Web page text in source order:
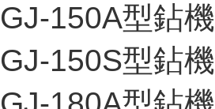
GJ-150A型鉆機
GJ-150S型鉆機